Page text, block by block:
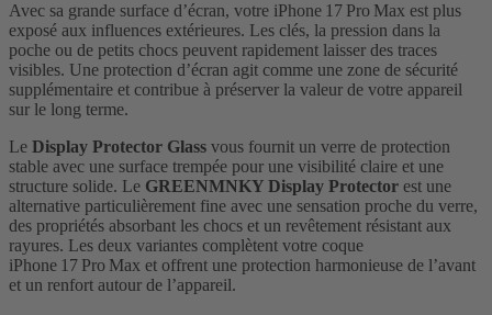
Avec sa grande surface d’écran, votre iPhone 17 Pro Max est plus
exposé aux influences extérieures. Les clés, la pression dans la
poche ou de petits chocs peuvent rapidement laisser des traces
visibles. Une protection d’écran agit comme une zone de sécurité
supplémentaire et contribue à préserver la valeur de votre appareil
sur le long terme.
Le Display Protector Glass vous fournit un verre de protection
stable avec une surface trempée pour une visibilité claire et une
structure solide. Le GREENMNKY Display Protector est une
alternative particulièrement fine avec une sensation proche du verre,
des propriétés absorbant les chocs et un revêtement résistant aux
rayures. Les deux variantes complètent votre coque
iPhone 17 Pro Max et offrent une protection harmonieuse de l’avant
et un renfort autour de l’appareil.